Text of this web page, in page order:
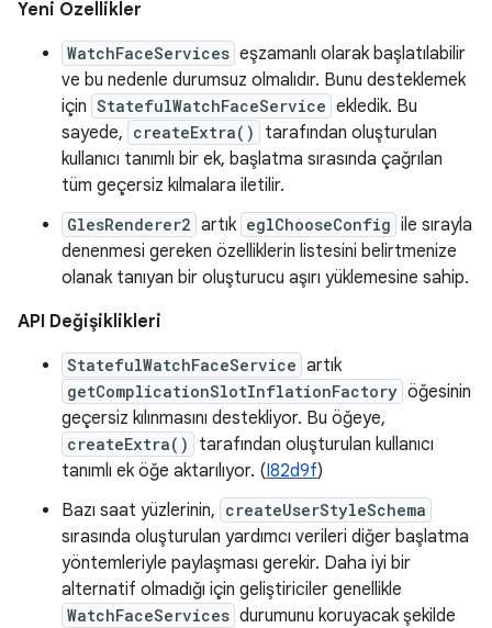
Yeni Özellikler
WatchFaceServices eşzamanlı olarak başlatılabilir
ve bu nedenle durumsuz olmalıdır. Bunu desteklemek
için StatefulWatchFaceService ekledik. Bu
sayede, createExtra()
tarafından oluşturulan
kullanıcı tanımlı bir ek, başlatma sırasında çağrılan
tüm geçersiz kılmalara iletilir.
GlesRenderer2 artık eglChooseConfig ile sırayla
denenmesi gereken özelliklerin listesini belirtmenize
olanak tanıyan bir oluşturucu aşırı yüklemesine sahip.
API Değişiklikleri
StatefulWatchFaceService artık
getComplicationSlotInflationFactory öğesinin
geçersiz kılınmasını destekliyor. Bu öğeye,
createExtra()
tarafından oluşturulan kullanıcı
tanımlı ek öğe aktarılıyor. (I82d9f)
Bazı saat yüzlerinin, createUserStyleSchema
sırasında oluşturulan yardımcı verileri diğer başlatma
yöntemleriyle paylaşması gerekir. Daha iyi bir
alternatif olmadığı için geliştiriciler genellikle
WatchFaceServices durumunu koruyacak şekilde